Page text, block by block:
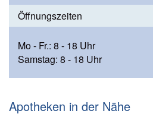
Öffnungszeiten
Mo - Fr.: 8 - 18 Uhr
Samstag: 8 - 18 Uhr
Apotheken in der Nähe